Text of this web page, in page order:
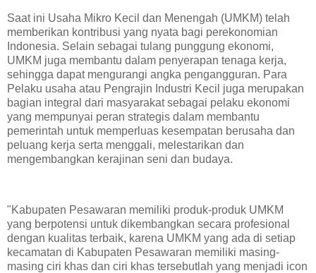
Saat ini Usaha Mikro Kecil dan Menengah (UMKM) telah
memberikan kontribusi yang nyata bagi perekonomian
Indonesia. Selain sebagai tulang punggung ekonomi,
UMKM juga membantu dalam penyerapan tenaga kerja,
sehingga dapat mengurangi angka pengangguran. Para
Pelaku usaha atau Pengrajin Industri Kecil juga merupakan
bagian integral dari masyarakat sebagai pelaku ekonomi
yang mempunyai peran strategis dalam membantu
pemerintah untuk memperluas kesempatan berusaha dan
peluang kerja serta menggali, melestarikan dan
mengembangkan kerajinan seni dan budaya.
"Kabupaten Pesawaran memiliki produk-produk UMKM
yang berpotensi untuk dikembangkan secara profesional
dengan kualitas terbaik, karena UMKM yang ada di setiap
kecamatan di Kabupaten Pesawaran memiliki masing-
masing ciri khas dan ciri khas tersebutlah yang menjadi icon